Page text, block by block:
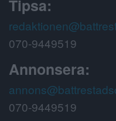
Tipsa:
070-9449519
Annonsera:
070-9449519